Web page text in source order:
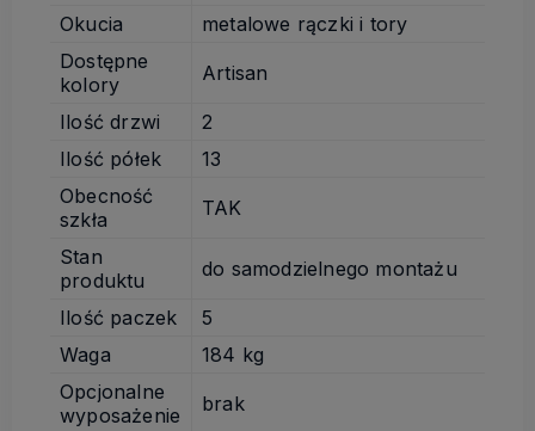
Okucia
metalowe rączki i tory
Dostępne
kolory
Artisan
Ilość drzwi
2
Ilość półek
13
Obecność
szkła
TAK
Stan
produktu
do samodzielnego montażu
Ilość paczek
5
Waga
184 kg
Opcjonalne
wyposażenie
brak